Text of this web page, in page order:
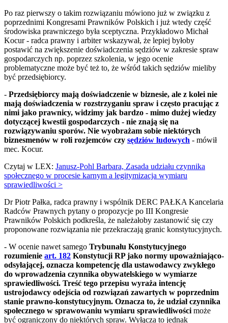
Po raz pierwszy o takim rozwiązaniu mówiono już w związku z
poprzednimi Kongresami Prawników Polskich i już wtedy część
środowiska prawniczego była sceptyczna. Przykładowo Michał
Kocur - radca prawny i arbiter wskazywał, że lepiej byłoby
postawić na zwiększenie doświadczenia sędziów w zakresie spraw
gospodarczych np. poprzez szkolenia, w jego ocenie
problematyczne może być też to, że wśród takich sędziów mieliby
być przedsiębiorcy.
- Przedsiębiorcy mają doświadczenie w biznesie, ale z kolei nie
mają doświadczenia w rozstrzyganiu spraw i często pracując z
nimi jako prawnicy, widzimy jak bardzo - mimo dużej wiedzy
dotyczącej kwestii gospodarczych - nie znają się na
rozwiązywaniu sporów. Nie wyobrażam sobie niektórych
biznesmenów w roli rozjemców czy sędziów ludowych - mówił
mec. Kocur.
Czytaj w LEX: Janusz-Pohl Barbara, Zasada udziału czynnika
społecznego w procesie karnym a legitymizacja wymiaru
sprawiedliwości >
Dr Piotr Pałka, radca prawny i wspólnik DERC PAŁKA Kancelaria
Radców Prawnych pytany o propozycje po III Kongresie
Prawników Polskich podkreśla, że należałoby zastanowić się czy
proponowane rozwiązania nie przekraczają granic konstytucyjnych.
- W ocenie nawet samego Trybunału Konstytucyjnego
rozumienie art. 182 Konstytucji RP jako normy upoważniająco-
odsyłającej, oznacza kompetencję dla ustawodawcy zwykłego
do wprowadzenia czynnika obywatelskiego w wymiarze
sprawiedliwości. Treść tego przepisu wyraża intencję
ustrojodawcy odejścia od rozwiązań zawartych w poprzednim
stanie prawno-konstytucyjnym. Oznacza to, że udział czynnika
społecznego w sprawowaniu wymiaru sprawiedliwości może
być ograniczony do niektórych spraw. Wyłącza to jednak